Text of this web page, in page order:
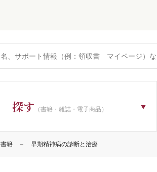
探す （書籍・雑誌・電子商品）
書籍 早期精神病の診断と治療